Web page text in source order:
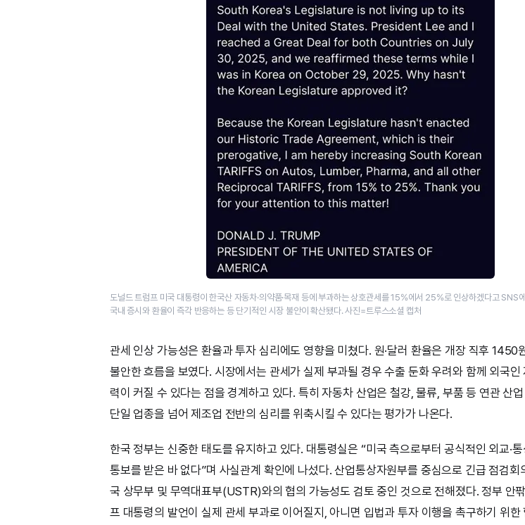
도널드 트럼프 미국 대통령이 한국산 자동차·의약품·목재 등에 부과하는 상호관세를 15%에서 25%로 인상하겠다고 SNS
국내 증시와 환율이 즉각 반응하는 등 단기적인 시장 불안이 확산됐다. 사진=트루스소셜 캡처
관세 인상 가능성은 환율과 투자 심리에도 영향을 미쳤다. 원·달러 환율은 개장 직후 1450
불안한 흐름을 보였다. 시장에서는 관세가 실제 부과될 경우 수출 둔화 우려와 함께 외국인
력이 커질 수 있다는 점을 경계하고 있다. 특히 자동차 산업은 철강, 물류, 부품 등 연관 산
단일 업종을 넘어 제조업 전반의 심리를 위축시킬 수 있다는 평가가 나온다.
한국 정부는 신중한 태도를 유지하고 있다. 대통령실은 “미국 측으로부터 공식적인 외교·
통보를 받은 바 없다”며 사실관계 확인에 나섰다. 산업통상자원부를 중심으로 긴급 점검회
국 상무부 및 무역대표부(USTR)와의 협의 가능성도 검토 중인 것으로 전해졌다. 정부 안
프 대통령의 발언이 실제 관세 부과로 이어질지, 아니면 입법과 투자 이행을 촉구하기 위한